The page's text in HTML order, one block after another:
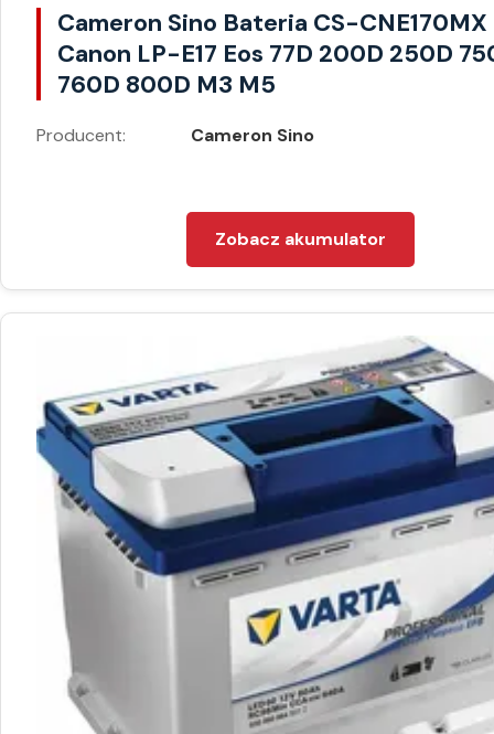
Cameron Sino Bateria CS-CNE170MX
Canon LP-E17 Eos 77D 200D 250D
760D 800D M3 M5
Producent: Cameron Sino
Zobacz akumulator